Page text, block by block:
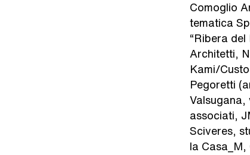
Comoglio
tematica
“Ribera
Architetti,
Kami/
Pegoretti
Valsugana,
associati,
Sciveres,
la Casa_M,